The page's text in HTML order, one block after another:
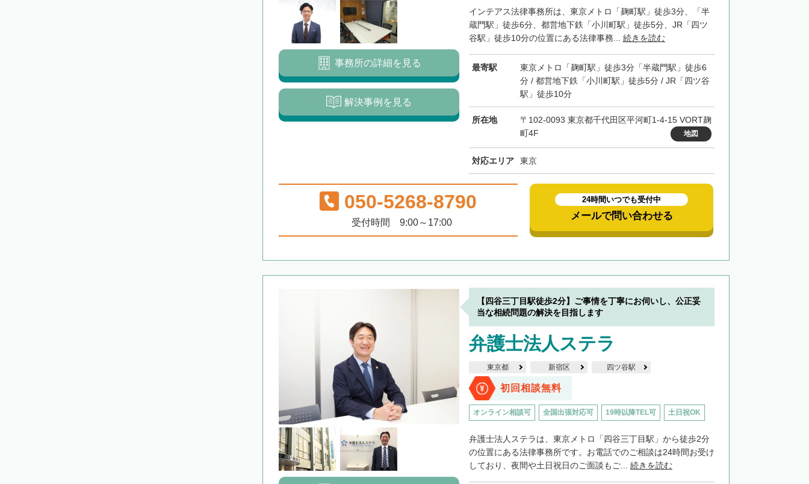
インテアス法律事務所は、東京メトロ「麹町駅」徒歩3分、「半
蔵門駅」徒歩6分、都営地下鉄「小川町駅」徒歩5分、JR「四ツ
谷駅」徒歩10分の位置にある法律事務... 続きを読む
最寄駅
東京メトロ「麹町駅」徒歩3分「半蔵門駅」徒歩6
分 / 都営地下鉄「小川町駅」徒歩5分 / JR「四ツ谷
駅」徒歩10分
所在地
〒102-0093 東京都千代田区平河町1-4-15 VORT麹
町4F
地図
対応エリア 東京
事務所の詳細を見る
解決事例を見る
050-5268-8790
受付時間 9:00～17:00
24時間いつでも受付中
メールで問い合わせる
【四谷三丁目駅徒歩2分】ご事情を丁寧にお伺いし、公正妥
当な相続問題の解決を目指します
弁護士法人ステラ
東京都 新宿区 四ツ谷駅
初回相談無料
オンライン相談可 全国出張対応可 19時以降TEL可 土日祝OK
弁護士法人ステラは、東京メトロ「四谷三丁目駅」から徒歩2分
の位置にある法律事務所です。お電話でのご相談は24時間お受け
しており、夜間や土日祝日のご面談もご... 続きを読む